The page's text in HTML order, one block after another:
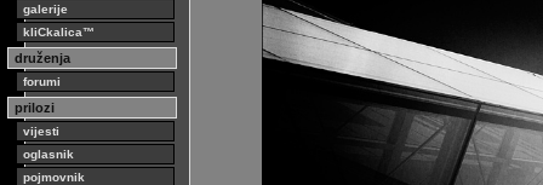
galerije
kliCkalica™
druženja
forumi
prilozi
vijesti
oglasnik
pojmovnik